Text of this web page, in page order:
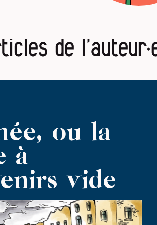
de
ou la
à
vide